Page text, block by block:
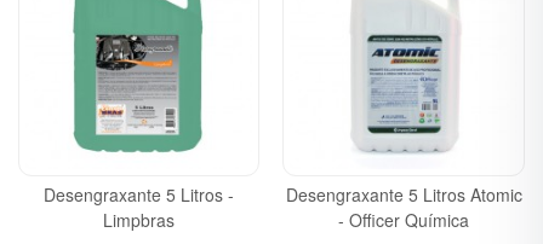
Desengraxante 5 Litros -
Limpbras
Desengraxante 5 Litros Atomic
- Officer Química